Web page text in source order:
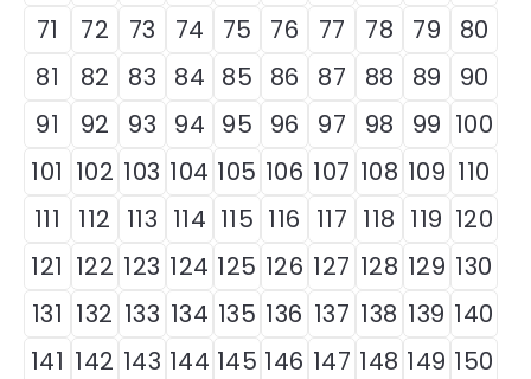
71
72 73 74 75 76 77 78 79
80
81
82 83 84 85 86 87 88 89
90
91
92 93 94 95 96 97 98 99 100
101 102 103 104 105 106 107 108 109 110
111
112 113 114 115 116 117 118 119 120
121 122 123 124 125 126 127 128 129 130
131 132 133 134 135 136 137 138 139 140
141 142 143 144 145 146 147 148 149 150